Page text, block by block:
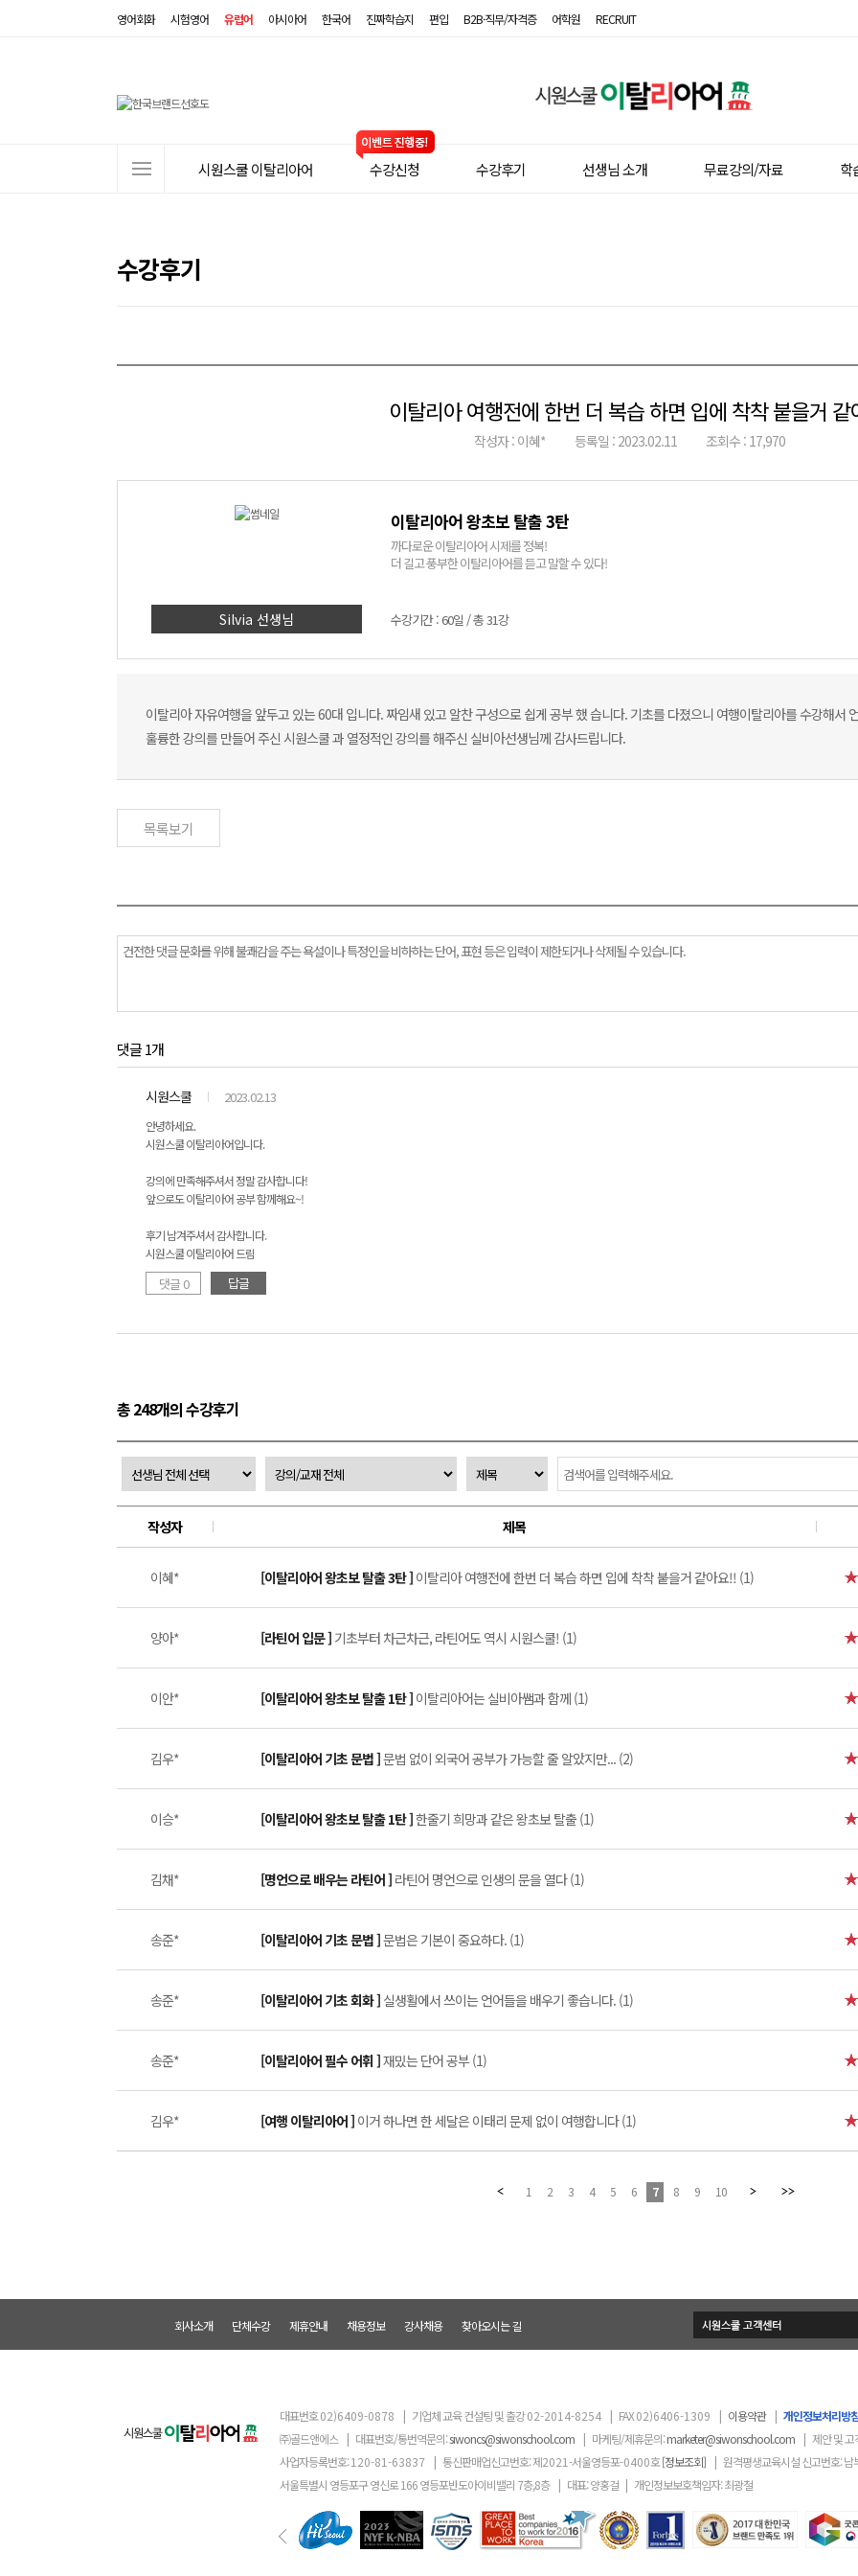
영어회화 시험영어 유럽어 아시아어 한국어 진짜학습지 편입 B2B·직무/자격증 어학원 RECRUIT
원
쿨
뉴
시원스쿨 이탈리아어 수강신청 수강후기 선생님 소개 무료강의/자료 학
수강후기
이탈리아 여행전에 한번 더 복습 하면 입에 착착 붙을거
작성자 : 이혜* 등록일 : 2023.02.11 조회수 : 17,970
Silvia 선생님
이탈리아어 왕초보 탈출 3탄
까다로운 이탈리아어 시제를 정복!
더 길고 풍부한 이탈리아어를 듣고 말할 수 있다!
수강기간 : 60일 / 총 31강
이탈리아 자유여행을 앞두고 있는 60대 입니다. 짜임새 있고 알찬 구성으로 쉽게 공부 했 습니다. 기초를 다졌으니 여행이탈리아를 수강해서
훌륭한 강의를 만들어 주신 시원스쿨 과 열정적인 강의를 해주신 실비아선생님께 감사드립니다.
목록보기
댓글 1개
시원스쿨 2023.02.13
안녕하세요.
시원스쿨 이탈리아어입니다.
강의에 만족해주셔서 정말 감사합니다!
앞으로도 이탈리아어 공부 함께해요~!
후기 남겨주셔서 감사합니다.
시원스쿨 이탈리아어 드림
댓글 0 답글
총 248개의 수강후기
작성자 제목
이혜* [이탈리아어 왕초보 탈출 3탄 ] 이탈리아 여행전에 한번 더 복습 하면 입에 착착 붙을거 같아요!! (1)
양아* [라틴어 입문 ] 기초부터 차근차근, 라틴어도 역시 시원스쿨! (1)
이안* [이탈리아어 왕초보 탈출 1탄 ] 이탈리아어는 실비아쌤과 함께 (1)
김우* [이탈리아어 기초 문법 ]문법 없이 외국어 공부가 가능할 줄 알았지만... (2)
이승* [이탈리아어 왕초보 탈출 1탄 ]한줄기 희망과 같은 왕초보 탈출 (1)
김채* [명언으로 배우는 라틴어 ] 라틴어 명언으로 인생의 문을 열다 (1)
송준* [이탈리아어 기초 문법 ]문법은 기본이 중요하다. (1)
송준* [이탈리아어 기초 회화 ] 실생활에서 쓰이는 언어들을 배우기 좋습니다. (1)
송준* [이탈리아어 필수 어휘 ]재밌는 단어 공부 (1)
김우* [여행 이탈리아어 ] 이거 하나면 한 세달은 이태리 문제 없이 여행합니다 (1)
1 2 3 4 5 6 7 8 9 10
회사소개 단체수강 제휴안내 채용정보 강사채용 찾아오시는 길
대표번호02)6409-0878 | 기업체 교육 컨설팅 및 출강02-2014-8254 | FAX02)6406-1309 | 이용약관 | 개인정보처리방
㈜골드앤에스 | 대표번호/통번역문의:siwoncs@siwonschool.com | 마케팅/제휴문의:marketer@siwonschool.com | 제안 및
사업자등록번호:120-81-63837 | 통신판매업신고번호: 제2021-서울영등포-0400호[정보조회] | 원격평생교육시설 신고번호: 남
서울특별시 영등포구 영신로 166 영등포반도아이비밸리 7층,8층 | 대표: 양홍걸 | 개인정보보호책임자: 최광철